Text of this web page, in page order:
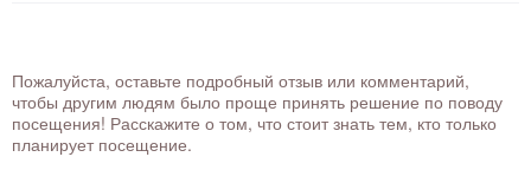
Пожалуйста, оставьте подробный отзыв или комментарий,
чтобы другим людям было проще принять решение по поводу
посещения! Расскажите о том, что стоит знать тем, кто только
планирует посещение.